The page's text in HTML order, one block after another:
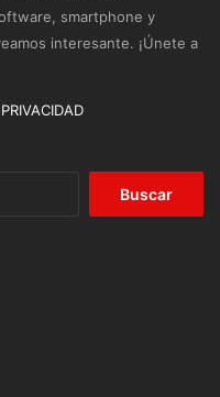
smartphone y
interesante. ¡Únete a